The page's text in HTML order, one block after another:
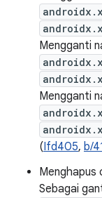
Mengganti
Mengganti
(Ifd405, b/
Menghapus
Sebagai